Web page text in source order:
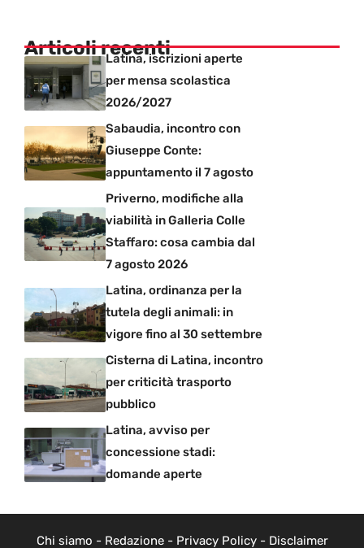
Articoli recentiLatina, iscrizioni aperte
per mensa scolastica
2026/2027
Sabaudia, incontro con
Giuseppe Conte:
appuntamento il 7 agosto
Priverno, modifiche alla
viabilità in Galleria Colle
Staffaro: cosa cambia dal
7 agosto 2026
Latina, ordinanza per la
tutela degli animali: in
vigore fino al 30 settembre
Cisterna di Latina, incontro
per criticità trasporto
pubblico
Latina, avviso per
concessione stadi:
domande aperte
Chi siamo - Redazione- Privacy Policy- Disclaimer